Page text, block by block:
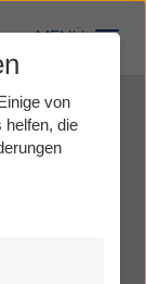
MENÜ
von
helfen, die